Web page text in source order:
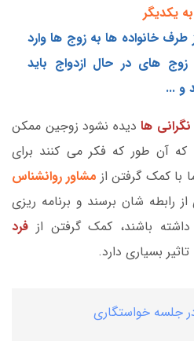
یکدیگر
طرف خانواده ها به زوج ها وارد
های در حال ازدواج باید
و ...
ها دیده نشود زوجین ممکن
آن طور که فکر می کنند برای
با کمک گرفتن از مشاور روانشناس
رابطه شان برسند و برنامه ریزی
باشند، کمک گرفتن از فرد
بسیاری دارد.
جلسه خواستگاری